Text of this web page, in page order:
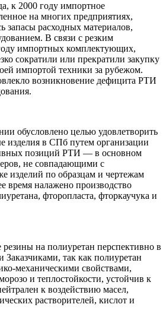
к 2000 году импортное
на многих предприятиях,
запасы расходных материалов,
В связи с резким
импортных комплектующих,
сократили или прекратили закупку
импортой техники за рубежом.
возникновение дефицита РТИ
обусловлено целью удовлетворить
изделия в СПб путем организации
позиций РТИ — в основном
не совпадающими с
изделий по образцам и чертежам
время налажено производство
фторопласта, фторкаучука и
на полиуретан перспективно в
Заказчиками, так как полиуретан
механическими свойствами,
и теплостойкости, устойчив к
к воздействию масел,
растворителей, кислот и